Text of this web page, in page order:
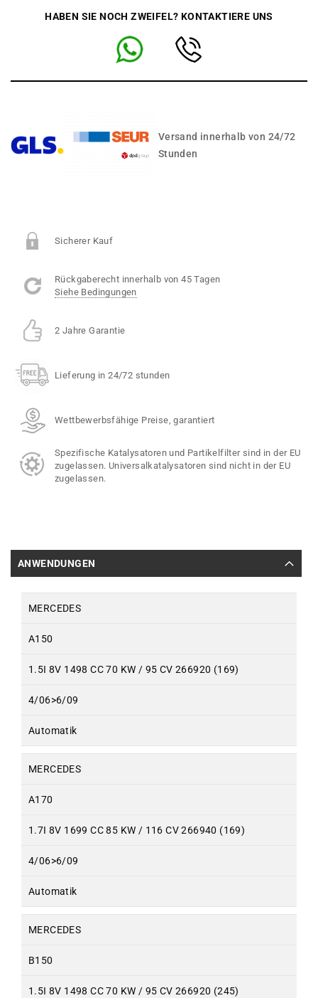
HABEN SIE NOCH ZWEIFEL? KONTAKTIERE UNS
Versand innerhalb von 24/72
Stunden
Sicherer Kauf
Rückgaberecht innerhalb von 45 Tagen
Siehe Bedingungen
2 Jahre Garantie
Lieferung in 24/72 stunden
Wettbewerbsfähige Preise, garantiert
Spezifische Katalysatoren und Partikelfilter sind in der EU
zugelassen. Universalkatalysatoren sind nicht in der EU
zugelassen.
ANWENDUNGEN
MERCEDES
A150
1.5I 8V 1498 CC 70 KW / 95 CV 266920 (169)
4/06>6/09
Automatik
MERCEDES
A170
1.7I 8V 1699 CC 85 KW / 116 CV 266940 (169)
4/06>6/09
Automatik
MERCEDES
B150
1.5I 8V 1498 CC 70 KW / 95 CV 266920 (245)